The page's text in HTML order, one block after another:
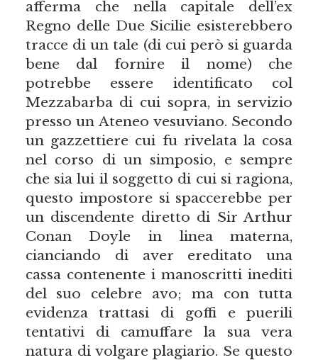
afferma che nella capitale dell’ex
Regno delle Due Sicilie esisterebbero
tracce di un tale (di cui però si guarda
bene dal fornire il nome) che
potrebbe essere identificato col
Mezzabarba di cui sopra, in servizio
presso un Ateneo vesuviano. Secondo
un gazzettiere cui fu rivelata la cosa
nel corso di un simposio, e sempre
che sia lui il soggetto di cui si ragiona,
questo impostore si spaccerebbe per
un discendente diretto di Sir Arthur
Conan Doyle in linea materna,
cianciando di aver ereditato una
cassa contenente i manoscritti inediti
del suo celebre avo; ma con tutta
evidenza trattasi di goffi e puerili
tentativi di camuffare la sua vera
natura di volgare plagiario. Se questo